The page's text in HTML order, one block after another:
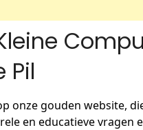
Pil
onze gouden website,
en educatieve vragen